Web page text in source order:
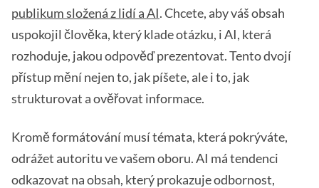
publikum složená z lidí a AI. Chcete, aby váš obsah
uspokojil člověka, který klade otázku, i AI, která
rozhoduje, jakou odpověď prezentovat. Tento dvojí
přístup mění nejen to, jak píšete, ale i to, jak
strukturovat a ověřovat informace.
Kromě formátování musí témata, která pokrýváte,
odrážet autoritu ve vašem oboru. AI má tendenci
odkazovat na obsah, který prokazuje odbornost,